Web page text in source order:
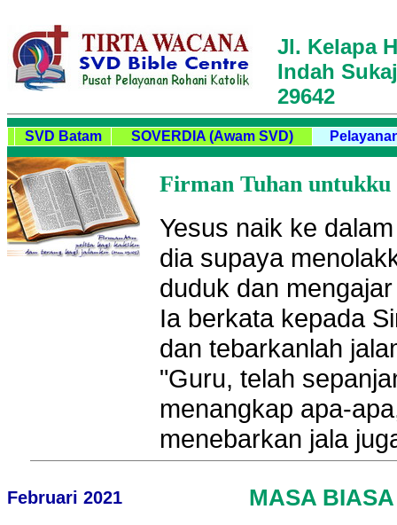
Jl. Kelapa
Indah
29642
SVD Batam SOVERDIA (Awam SVD)
Firman Tuhan
Yesus naik ke
dia supaya
duduk dan
Ia berkata kepada
dan tebarkanlah
"Guru, telah
menangkap apa-
menebarkan jala
Februari 2021 MASA